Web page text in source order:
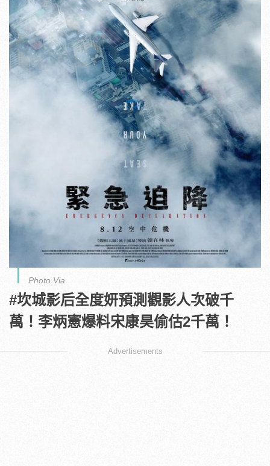
Photo Via
#坎城影后全度妍預測觀影人次破千
萬！李炳憲爆料宋康昊偷估2千萬 ！
Advertisements